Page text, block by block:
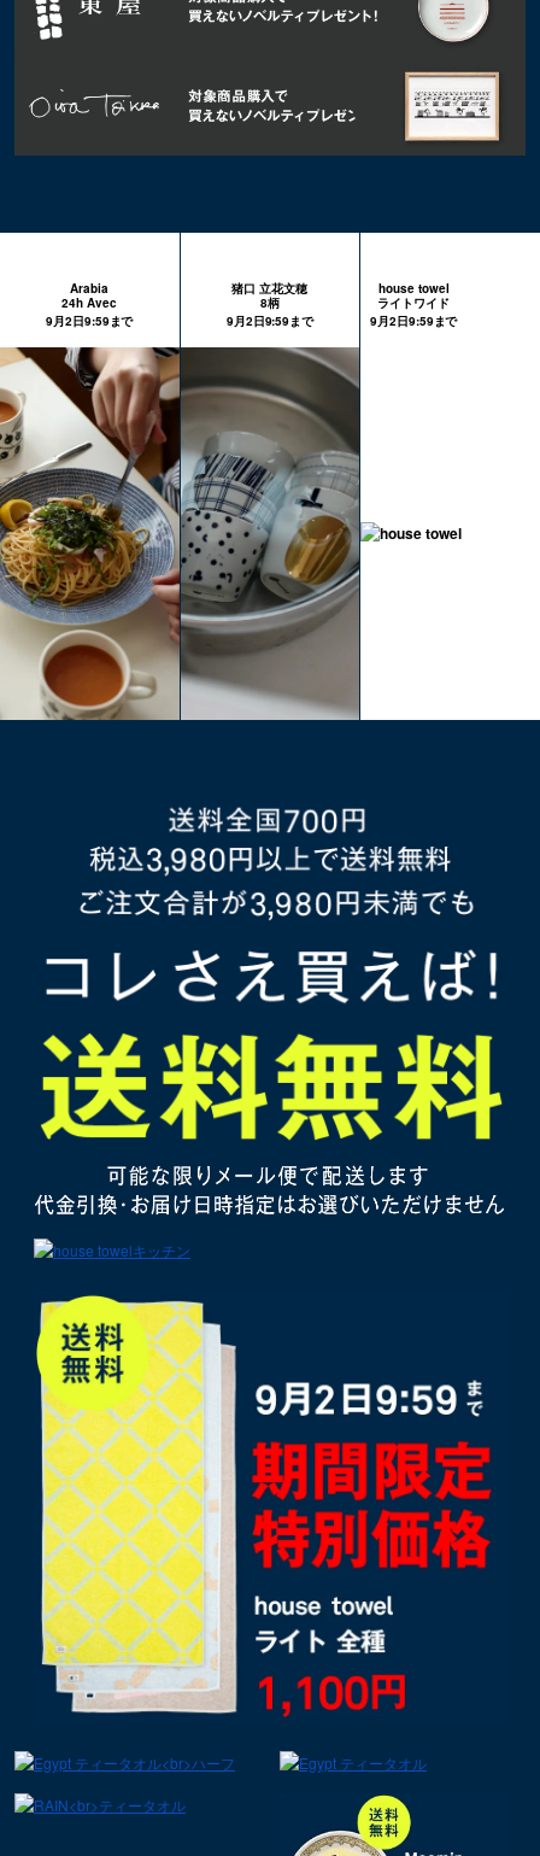
Arabia
24h Avec
9月2日9:59まで
猪口 立花文穂
8柄
9月2日9:59まで
house towel
ライトワイド
9月2日9:59まで